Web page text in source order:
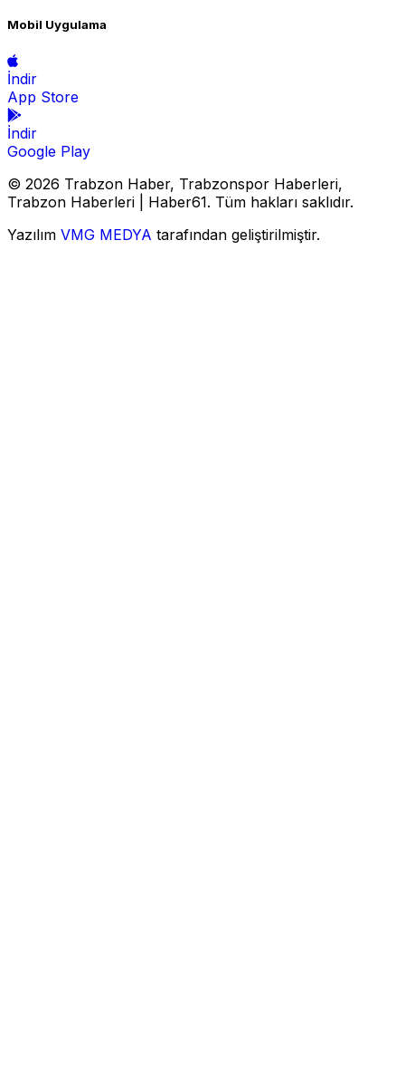
Mobil Uygulama
İndir
App Store
İndir
Google Play
© 2026 Trabzon Haber, Trabzonspor Haberleri,
Trabzon Haberleri | Haber61. Tüm hakları saklıdır.
Yazılım VMG MEDYA tarafından geliştirilmiştir.